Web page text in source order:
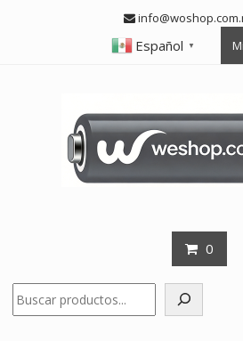
Español ▼
0